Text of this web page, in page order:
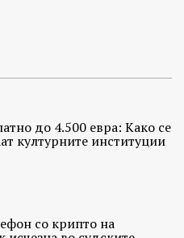
до 4.500 евра: Како се
културните институции
со крипто на